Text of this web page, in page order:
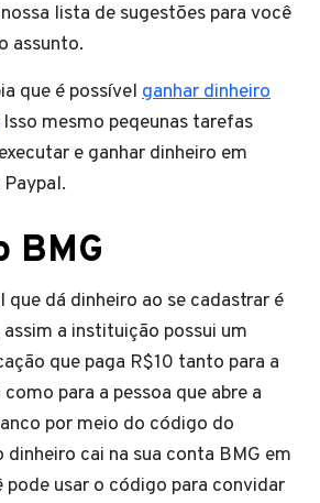
lista de sugestões para você
assunto.
que é possível ganhar dinheiro
Isso mesmo peqeunas tarefas
e ganhar dinheiro em
BMG
dá dinheiro ao se cadastrar é
a instituição possui um
que paga R$10 tanto para a
para a pessoa que abre a
por meio do código do
cai na sua conta BMG em
pode usar o código para convidar